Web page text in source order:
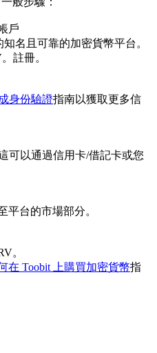
戶
名且可靠的加密貨幣平台。
註冊。
身份驗證指南以獲取更多信
可以通過信用卡/借記卡或您
平台的市場部分。
。
在 Toobit 上購買加密貨幣指